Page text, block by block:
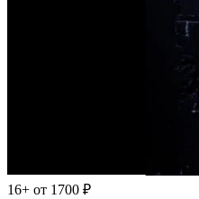
16+ от 1700 ₽